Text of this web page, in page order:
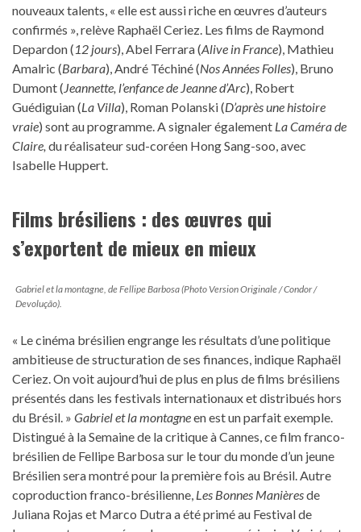
nouveaux talents, « elle est aussi riche en œuvres d’auteurs
confirmés », relève Raphaël Ceriez. Les films de Raymond
Depardon (12 jours), Abel Ferrara (Alive in France), Mathieu
Amalric (Barbara), André Téchiné (Nos Années Folles), Bruno
Dumont ( Jeannette, l’enfance de Jeanne d’Arc), Robert
Guédiguian (La Villa), Roman Polanski (D’après une histoire
vraie) sont au programme. A signaler également La Caméra de
Claire, du réalisateur sud-coréen Hong Sang-soo, avec
Isabelle Huppert.
Films brésiliens : des œuvres qui
s’exportent de mieux en mieux
Gabriel et la montagne, de Fellipe Barbosa (Photo Version Originale / Condor /
Devolução).
« Le cinéma brésilien engrange les résultats d’une politique
ambitieuse de structuration de ses finances, indique Raphaël
Ceriez. On voit aujourd’hui de plus en plus de films brésiliens
présentés dans les festivals internationaux et distribués hors
du Brésil. » Gabriel et la montagneen est un parfait exemple.
Distingué à la Semaine de la critique à Cannes, ce film franco-
brésilien de Fellipe Barbosa sur le tour du monde d’un jeune
Brésilien sera montré pour la première fois au Brésil. Autre
coproduction franco-brésilienne, Les Bonnes Manièresde
Juliana Rojas et Marco Dutra a été primé au Festival de